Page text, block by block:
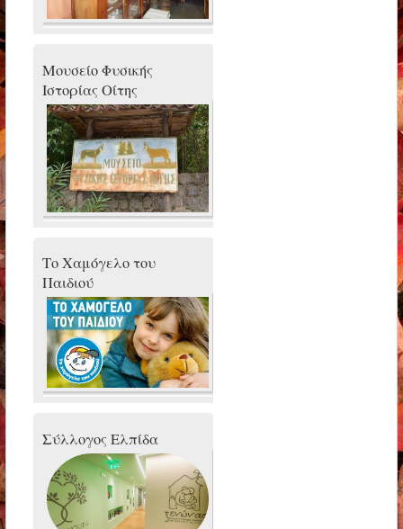
Μουσείο Φυσικής
Ιστορίας Οίτης
Το Χαμόγελο του
Παιδιού
Σύλλογος Ελπίδα